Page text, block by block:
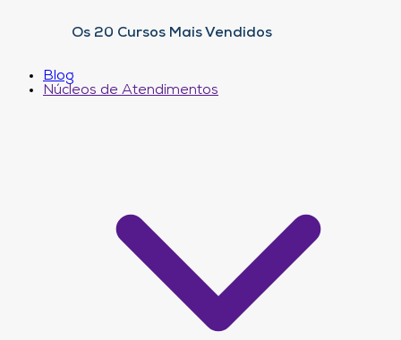
Os 20 Cursos Mais Vendidos
Blog
Núcleos de Atendimentos